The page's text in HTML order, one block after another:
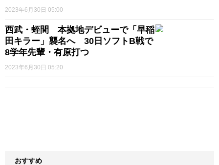
2023年6月30日 05:00
西武・蛭間 本拠地デビューで「早稲
田キラー」襲名へ 30日ソフトB戦で
8学年先輩・有原打つ
2023年6月30日 05:20
おすすめ